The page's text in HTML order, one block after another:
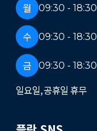
월 09:30 - 18:30
수 09:30 - 18:30
금 09:30 - 18:30
일요일, 공휴일 휴무